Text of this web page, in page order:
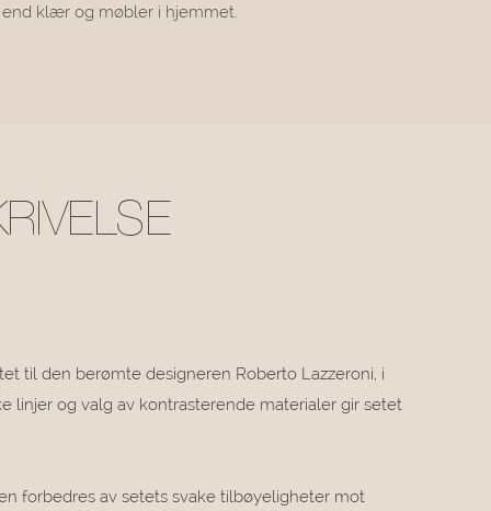
end klær og møbler i hjemmet.
til den berømte designeren Roberto Lazzeroni, i
linjer og valg av kontrasterende materialer gir setet
forbedres av setets svake tilbøyeligheter mot